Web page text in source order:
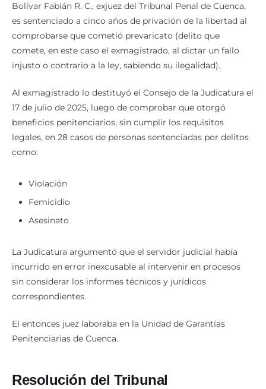
Bolívar Fabián R. C., exjuez del Tribunal Penal de Cuenca,
es sentenciado a cinco años de privación de la libertad al
comprobarse que cometió prevaricato (delito que
comete, en este caso el exmagistrado, al dictar un fallo
injusto o contrario a la ley, sabiendo su ilegalidad).
Al exmagistrado lo destituyó el Consejo de la Judicatura el
17 de julio de 2025, luego de comprobar que otorgó
beneficios penitenciarios, sin cumplir los requisitos
legales, en 28 casos de personas sentenciadas por delitos
como:
Violación
Femicidio
Asesinato
La Judicatura argumentó que el servidor judicial había
incurrido en error inexcusable al intervenir en procesos
sin considerar los informes técnicos y jurídicos
correspondientes.
El entonces juez laboraba en la Unidad de Garantías
Penitenciarias de Cuenca.
Resolución del Tribunal